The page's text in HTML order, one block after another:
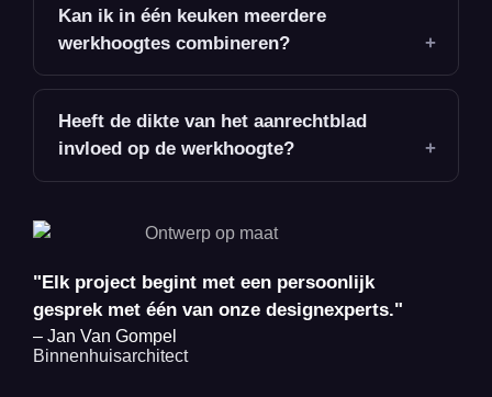
"Elk project begint met een persoonlijk
gesprek met één van onze designexperts."
– Jan Van Gompel
Binnenhuisarchitect
Kan ik in één keuken meerdere
werkhoogtes combineren?
Heeft de dikte van het aanrechtblad
invloed op de werkhoogte?